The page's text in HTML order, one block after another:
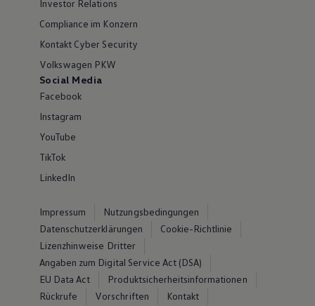
Investor Relations
Compliance im Konzern
Kontakt Cyber Security
Volkswagen PKW
Social Media
Facebook
Instagram
YouTube
TikTok
LinkedIn
Impressum
Nutzungsbedingungen
Datenschutzerklärungen
Cookie-Richtlinie
Lizenzhinweise Dritter
Angaben zum Digital Service Act (DSA)
EU Data Act
Produktsicherheitsinformationen
Rückrufe
Vorschriften
Kontakt